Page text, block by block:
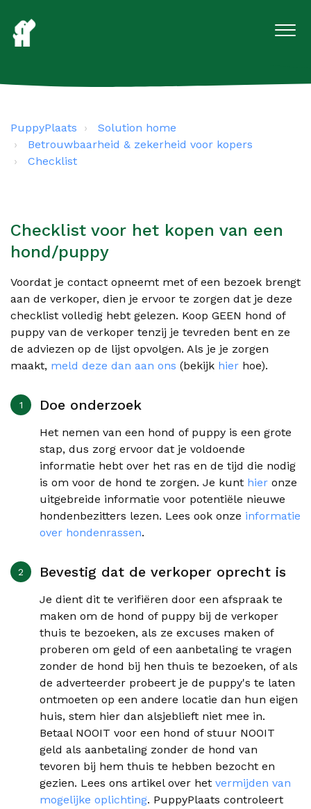
PuppyPlaats
Solution home
Betrouwbaarheid & zekerheid voor kopers
Checklist
Checklist voor het kopen van een
hond/puppy
Voordat je contact opneemt met of een bezoek brengt
aan de verkoper, dien je ervoor te zorgen dat je deze
checklist volledig hebt gelezen. Koop GEEN hond of
puppy van de verkoper tenzij je tevreden bent en ze
de adviezen op de lijst opvolgen. Als je je zorgen
maakt, meld deze dan aan ons (bekijk hier hoe).
Doe onderzoek
Het nemen van een hond of puppy is een grote
stap, dus zorg ervoor dat je voldoende
informatie hebt over het ras en de tijd die nodig
is om voor de hond te zorgen. Je kunt hier onze
uitgebreide informatie voor potentiële nieuwe
hondenbezitters lezen. Lees ook onze informatie
over hondenrassen.
Bevestig dat de verkoper oprecht is
Je dient dit te verifiëren door een afspraak te
maken om de hond of puppy bij de verkoper
thuis te bezoeken, als ze excuses maken of
proberen om geld of een aanbetaling te vragen
zonder de hond bij hen thuis te bezoeken, of als
de adverteerder probeert je de puppy's te laten
ontmoeten op een andere locatie dan hun eigen
huis, stem hier dan alsjeblieft niet mee in.
Betaal NOOIT voor een hond of stuur NOOIT
geld als aanbetaling zonder de hond van
tevoren bij hem thuis te hebben bezocht en
gezien. Lees ons artikel over het vermijden van
mogelijke oplichting. PuppyPlaats controleert